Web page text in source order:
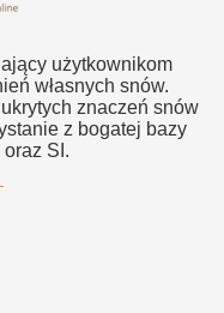
użytkownikom
własnych snów.
znaczeń snów
z bogatej bazy
SI.